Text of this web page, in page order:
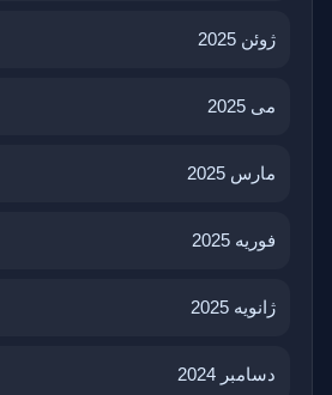
ژوئن 2025
می 2025
مارس 2025
فوریه 2025
ژانویه 2025
دسامبر 2024